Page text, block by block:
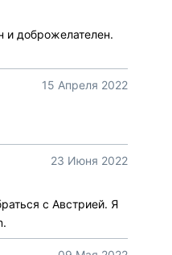
и доброжелателен.
15 Апреля 2022
23 Июня 2022
с Австрией. Я